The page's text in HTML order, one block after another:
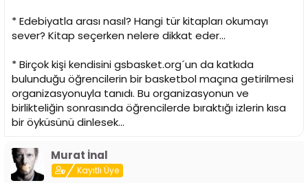
* Edebiyatla arası nasıl? Hangi tür kitapları okumayı
sever? Kitap seçerken nelere dikkat eder...
* Birçok kişi kendisini gsbasket.org´un da katkıda
bulunduğu öğrencilerin bir basketbol maçına getirilmesi
organizasyonuyla tanıdı. Bu organizasyonun ve
birlikteliğin sonrasında öğrencilerde bıraktığı izlerin kısa
bir öyküsünü dinlesek...
Murat İnal
Kayıtlı Üye